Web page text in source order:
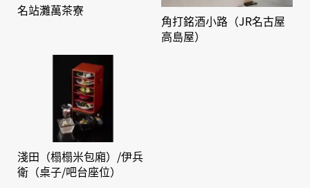
名站灘萬茶寮
角打銘酒小路（JR名古屋
高島屋）
淺田（榻榻米包廂）/伊兵
衛（桌子/吧台座位）